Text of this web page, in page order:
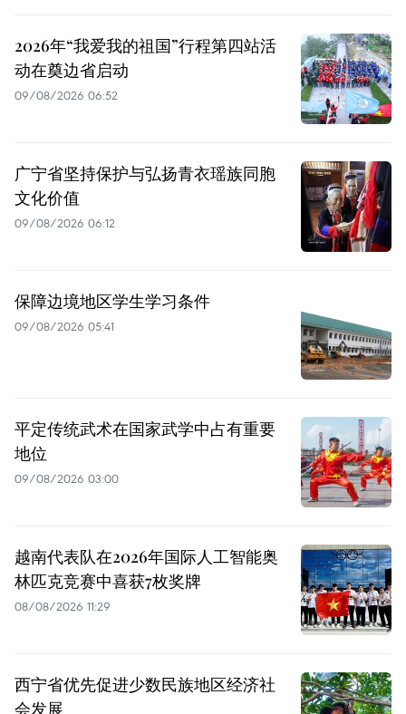
2026年“我爱我的祖国”行程第四站活
动在奠边省启动
09/08/2026 06:52
广宁省坚持保护与弘扬青衣瑶族同胞
文化价值
09/08/2026 06:12
保障边境地区学生学习条件
09/08/2026 05:41
平定传统武术在国家武学中占有重要
地位
09/08/2026 03:00
越南代表队在2026年国际人工智能奥
林匹克竞赛中喜获7枚奖牌
08/08/2026 11:29
西宁省优先促进少数民族地区经济社
会发展